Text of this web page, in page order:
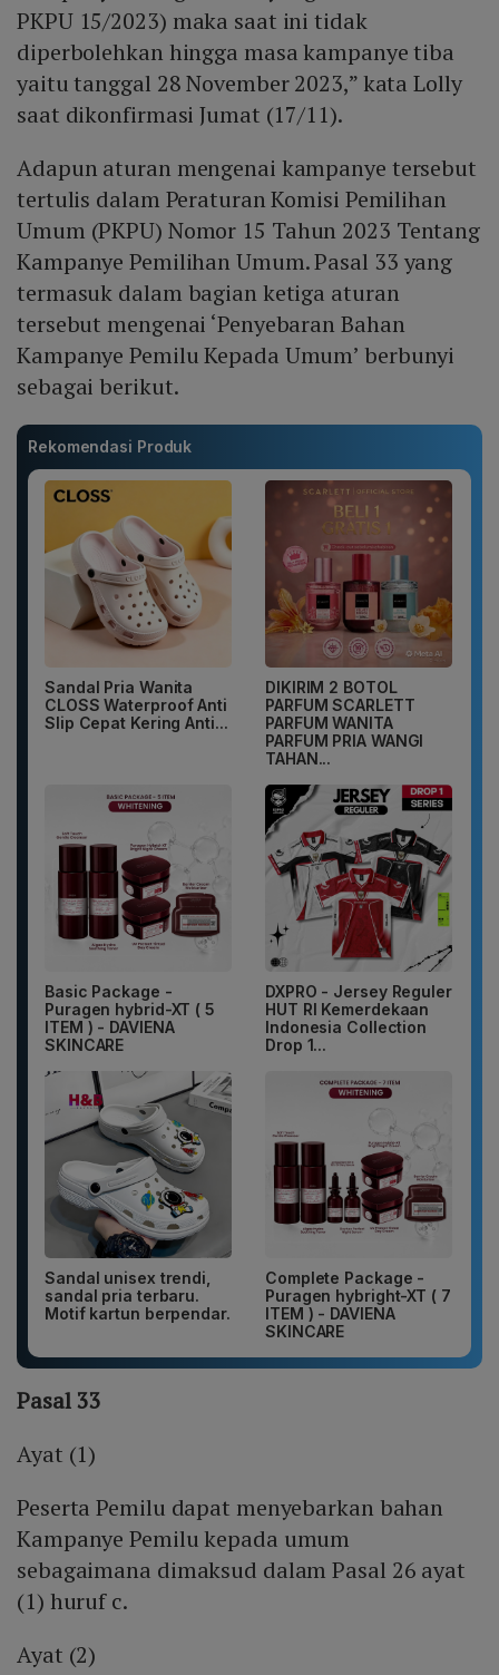
PKPU 15/2023) maka saat ini tidak
diperbolehkan hingga masa kampanye tiba
yaitu tanggal 28 November 2023,” kata Lolly
saat dikonfirmasi Jumat (17/11).
Adapun aturan mengenai kampanye tersebut
tertulis dalam Peraturan Komisi Pemilihan
Umum (PKPU) Nomor 15 Tahun 2023 Tentang
Kampanye Pemilihan Umum. Pasal 33 yang
termasuk dalam bagian ketiga aturan
tersebut mengenai ‘Penyebaran Bahan
Kampanye Pemilu Kepada Umum’ berbunyi
sebagai berikut.
Rekomendasi Produk
Sandal Pria Wanita
CLOSS Waterproof Anti
Slip Cepat Kering Anti...
DIKIRIM 2 BOTOL
PARFUM SCARLETT
PARFUM WANITA
PARFUM PRIA WANGI
TAHAN...
Basic Package -
Puragen hybrid-XT ( 5
ITEM ) - DAVIENA
SKINCARE
DXPRO - Jersey Reguler
HUT RI Kemerdekaan
Indonesia Collection
Drop 1...
Sandal unisex trendi,
sandal pria terbaru.
Motif kartun berpendar.
Complete Package -
Puragen hybright-XT ( 7
ITEM ) - DAVIENA
SKINCARE
Pasal 33
Ayat (1)
Peserta Pemilu dapat menyebarkan bahan
Kampanye Pemilu kepada umum
sebagaimana dimaksud dalam Pasal 26 ayat
(1) huruf c.
Ayat (2)